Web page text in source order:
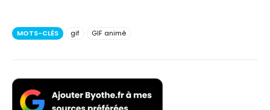
MOTS-CLÉS gif GIF animé